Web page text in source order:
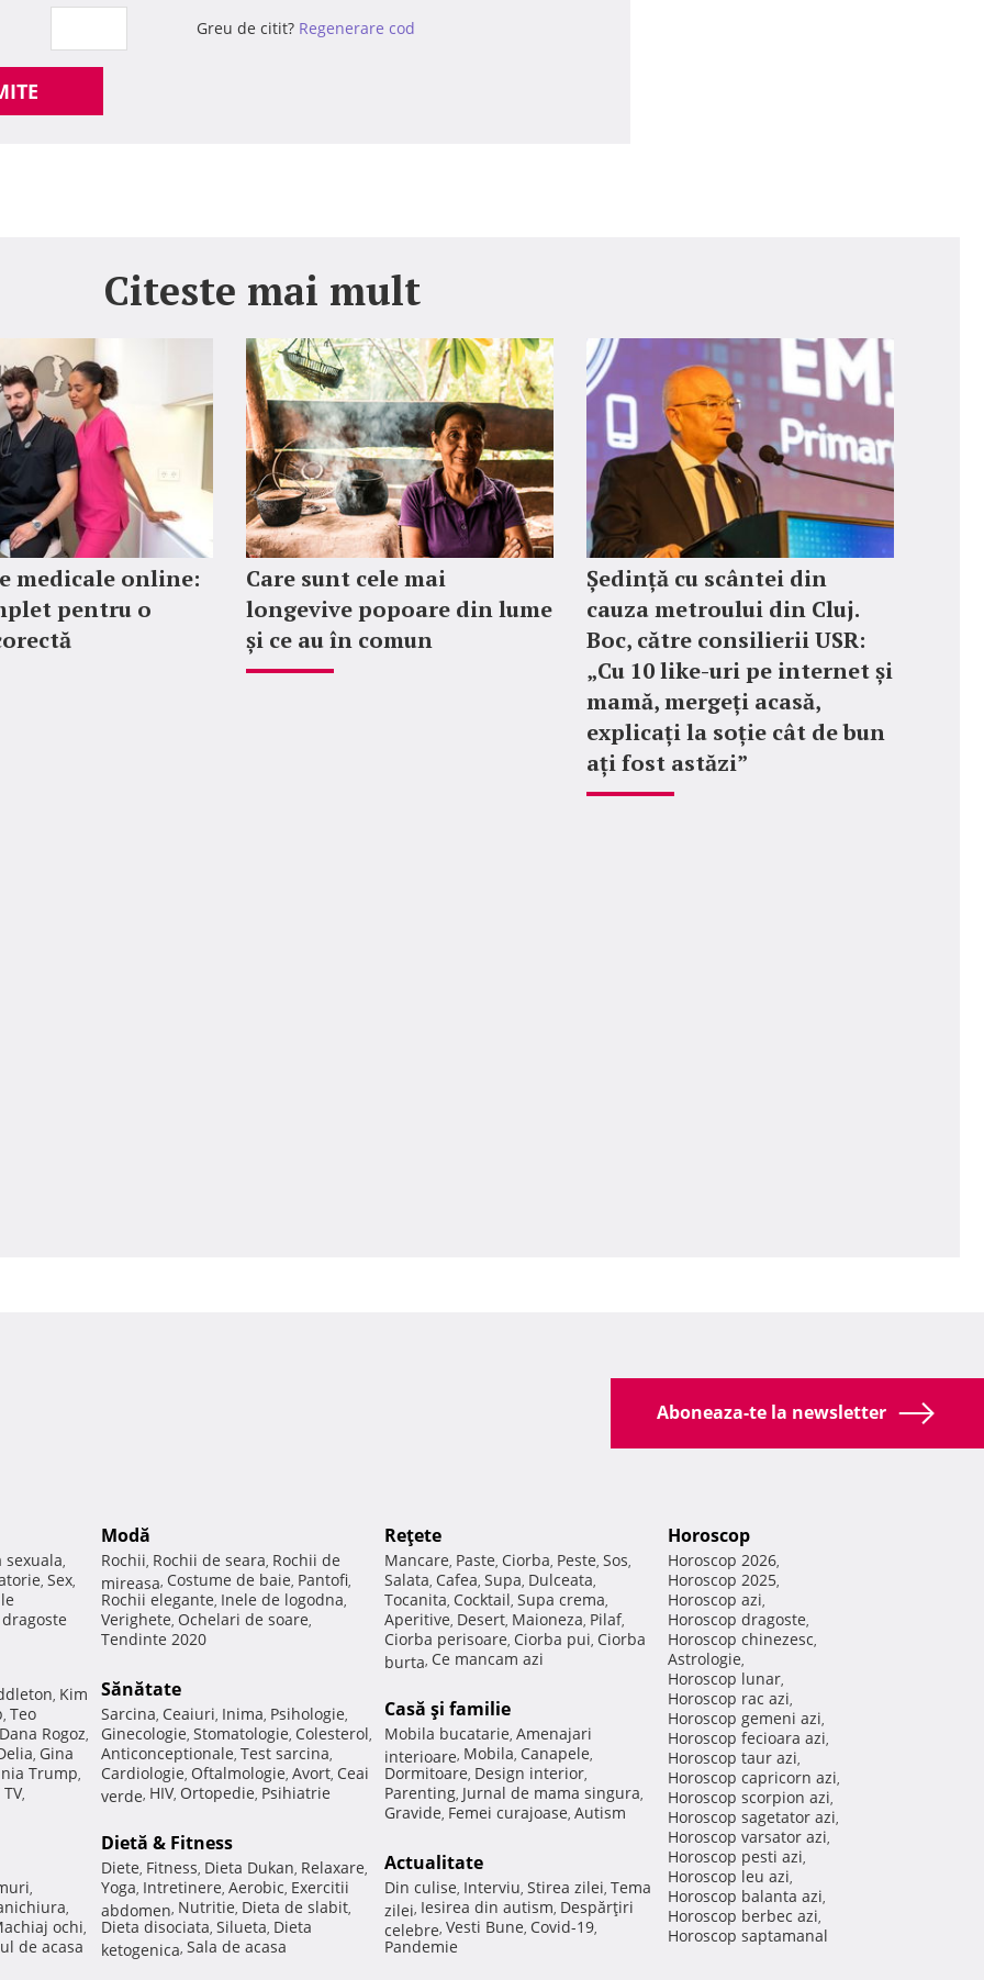
Greu de citit? Regenerare cod
Citeste mai mult
medicale online:
pentru o
Care sunt cele mai
longevive popoare din lume
și ce au în comun
Ședință cu scântei din
cauza metroului din Cluj.
Boc, către consilierii USR:
„Cu 10 like-uri pe internet și
mamă, mergeți acasă,
explicați la soție cât de bun
ați fost astăzi”
Aboneaza-te la newsletter
sexuala,
, Sex,
, Kim
, Teo
Dana Rogoz,
, Gina
Trump,
,
,
,
ochi,
de acasa
Modă
Rochii, Rochii de seara, Rochii de
mireasa, Costume de baie, Pantofi,
Rochii elegante, Inele de logodna,
Verighete, Ochelari de soare,
Tendinte 2020
Sănătate
Sarcina, Ceaiuri, Inima, Psihologie,
Ginecologie, Stomatologie, Colesterol,
Anticonceptionale, Test sarcina,
Cardiologie, Oftalmologie, Avort, Ceai
verde, HIV, Ortopedie, Psihiatrie
Dietă & Fitness
Diete, Fitness, Dieta Dukan, Relaxare,
Yoga, Intretinere, Aerobic, Exercitii
abdomen, Nutritie, Dieta de slabit,
Dieta disociata, Silueta, Dieta
ketogenica, Sala de acasa
Reţete
Mancare, Paste, Ciorba, Peste, Sos,
Salata, Cafea, Supa, Dulceata,
Tocanita, Cocktail, Supa crema,
Aperitive, Desert, Maioneza, Pilaf,
Ciorba perisoare, Ciorba pui, Ciorba
burta, Ce mancam azi
Casă şi familie
Mobila bucatarie, Amenajari
interioare, Mobila, Canapele,
Dormitoare, Design interior,
Parenting, Jurnal de mama singura,
Gravide, Femei curajoase, Autism
Actualitate
Din culise, Interviu, Stirea zilei, Tema
zilei, Iesirea din autism, Despărţiri
celebre, Vesti Bune, Covid-19,
Pandemie
Horoscop
Horoscop 2026,
Horoscop 2025,
Horoscop azi,
Horoscop dragoste,
Horoscop chinezesc,
Astrologie,
Horoscop lunar,
Horoscop rac azi,
Horoscop gemeni azi,
Horoscop fecioara azi,
Horoscop taur azi,
Horoscop capricorn azi,
Horoscop scorpion azi,
Horoscop sagetator azi,
Horoscop varsator azi,
Horoscop pesti azi,
Horoscop leu azi,
Horoscop balanta azi,
Horoscop berbec azi,
Horoscop saptamanal